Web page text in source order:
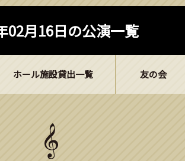
02月16日の公演一覧
ホール施設貸出一覧 友の会